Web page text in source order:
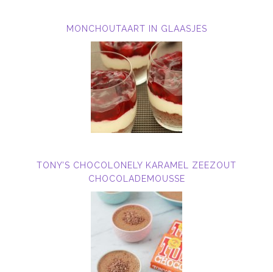
MONCHOUTAART IN GLAASJES
TONY’S CHOCOLONELY KARAMEL ZEEZOUT
CHOCOLADEMOUSSE